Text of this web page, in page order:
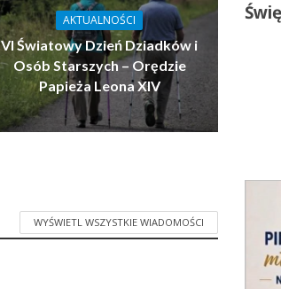
AKTUALNOŚCI
VI Światowy Dzień Dziadków i
Osób Starszych – Orędzie
Papieża Leona XIV
WYŚWIETL WSZYSTKIE WIADOMOŚCI